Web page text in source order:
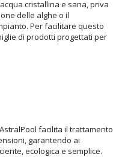
cristallina e sana, priva
delle alghe o il
Per facilitare questo
di prodotti progettati per
facilita il trattamento
garantendo ai
ecologica e semplice.